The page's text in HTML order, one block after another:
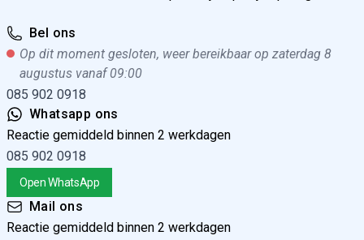
Bel ons
Op dit moment gesloten, weer bereikbaar op zaterdag 8
augustus vanaf 09:00
085 902 0918
Whatsapp ons
Reactie gemiddeld binnen 2 werkdagen
085 902 0918
Open WhatsApp
Mail ons
Reactie gemiddeld binnen 2 werkdagen